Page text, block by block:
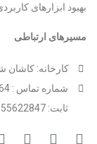
بهبود ابزارهای
مسیرهای ارتباطی
کارخانه: کاشان
شماره تماس : 09105396164
ثابت: 03155622847